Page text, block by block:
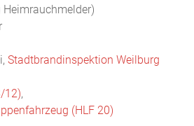
Heimrauchmelder)
Stadtbrandinspektion Weilburg
12),
(HLF 20)